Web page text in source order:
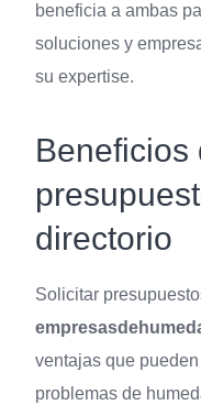
beneficia a ambas
soluciones y
su expertise.
Beneficios
directorio
Solicitar
ventajas que
problemas de